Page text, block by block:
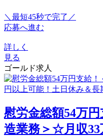
＼最短45秒で完了／
応募へ進む
詳しく
見る
ゴールド求人
慰労金総額54万
造業務＞☆月収33